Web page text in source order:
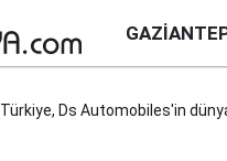
Türkiye, Ds Automobiles'in